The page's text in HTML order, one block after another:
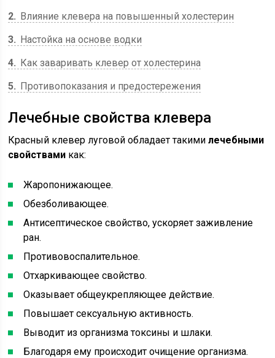
2
Влияние клевера на повышенный холестерин
3
Настойка на основе водки
4
Как заваривать клевер от холестерина
5
Противопоказания и предостережения
Лечебные свойства клевера
Красный клевер луговой обладает такимилечебными
свойствами как:
Жаропонижающее.
Обезболивающее.
Антисептическое свойство, ускоряет заживление
ран.
Противовоспалительное.
Отхаркивающее свойство.
Оказывает общеукрепляющее действие.
Повышает сексуальную активность.
Выводит из организма токсины и шлаки.
Благодаря ему происходит очищение организма.